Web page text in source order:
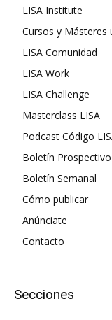
LISA Institute
Cursos y Másteres
LISA Comunidad
LISA Work
LISA Challenge
Masterclass LISA
Podcast Código
Boletín Prospectivo
Boletín Semanal
Cómo publicar
Anúnciate
Contacto
Secciones